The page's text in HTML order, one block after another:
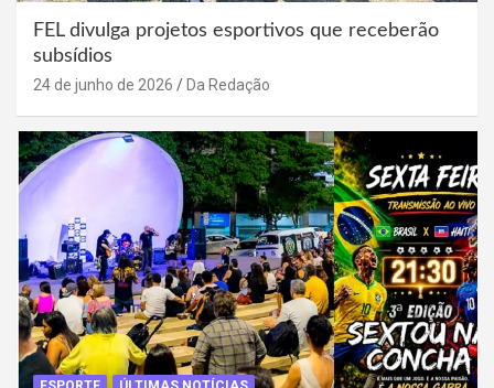
FEL divulga projetos esportivos que receberão
subsídios
24 de junho de 2026 Da Redação